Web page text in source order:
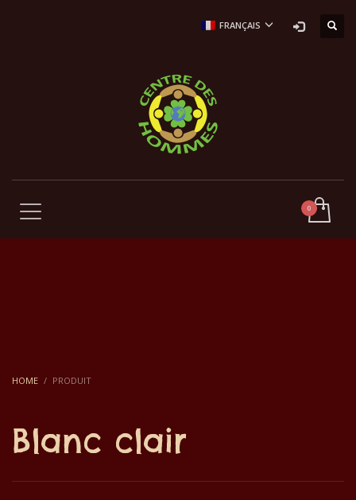
FRANÇAIS
HOME PRODUIT
Blanc clair